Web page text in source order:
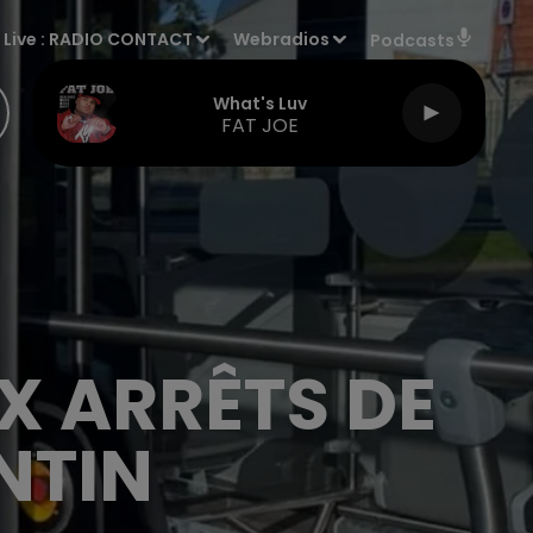
Live : RADIO CONTACT Webradios Podcasts
What's Luv
FAT JOE
ARRÊTS DE